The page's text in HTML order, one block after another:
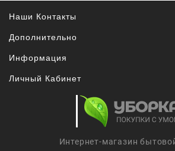
Наши Контакты
Дополнительно
Информация
Личный Кабинет
Интернет-магазин